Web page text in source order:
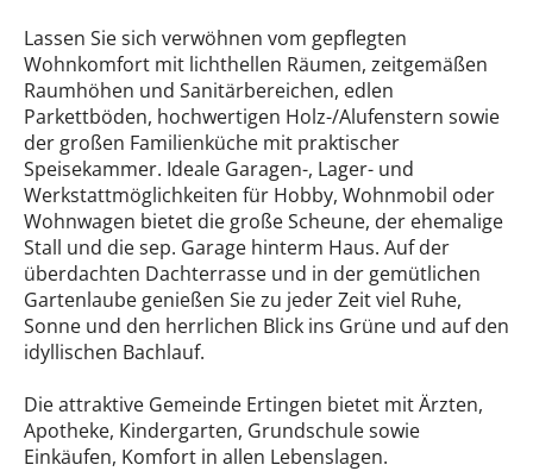
Lassen Sie sich verwöhnen vom gepflegten
Wohnkomfort mit lichthellen Räumen, zeitgemäßen
Raumhöhen und Sanitärbereichen, edlen
Parkettböden, hochwertigen Holz-/Alufenstern sowie
der großen Familienküche mit praktischer
Speisekammer. Ideale Garagen-, Lager- und
Werkstattmöglichkeiten für Hobby, Wohnmobil oder
Wohnwagen bietet die große Scheune, der ehemalige
Stall und die sep. Garage hinterm Haus. Auf der
überdachten Dachterrasse und in der gemütlichen
Gartenlaube genießen Sie zu jeder Zeit viel Ruhe,
Sonne und den herrlichen Blick ins Grüne und auf den
idyllischen Bachlauf.
Die attraktive Gemeinde Ertingen bietet mit Ärzten,
Apotheke, Kindergarten, Grundschule sowie
Einkäufen, Komfort in allen Lebenslagen.